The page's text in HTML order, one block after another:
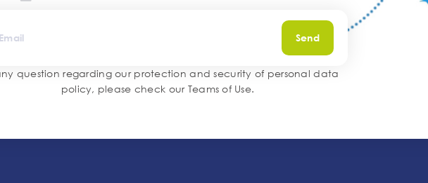
Send
question regarding our protection and security of personal data
policy, please check our Teams of Use.